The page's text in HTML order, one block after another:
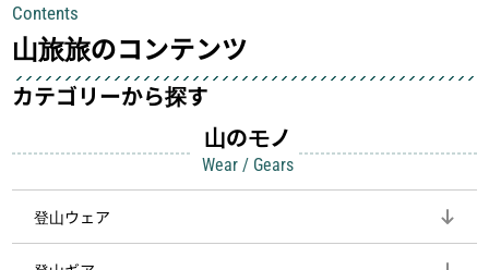
して安全にしてくれます
Contents
山旅旅のコンテンツ
カテゴリーから探す
山のモノ
Wear / Gears
登山ウェア